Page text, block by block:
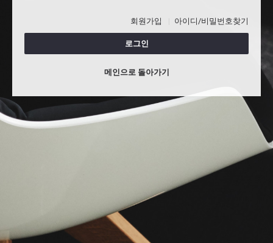
회원가입 아이디/비밀번호찾기
로그인
메인으로 돌아가기